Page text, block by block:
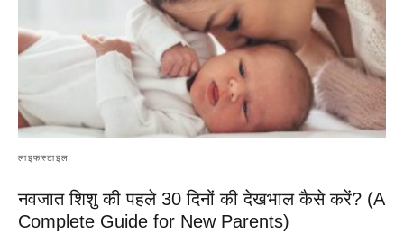
लाइफस्टाइल
नवजात शिशु की पहले 30 दिनों की देखभाल कैसे करें? (A
Complete Guide for New Parents)